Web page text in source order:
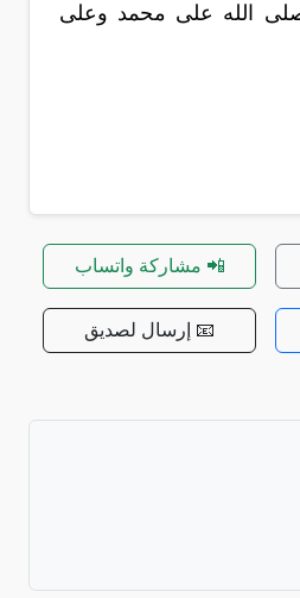
الله على محمد وعلى
📲 مشاركة واتساب
📧 إرسال لصديق